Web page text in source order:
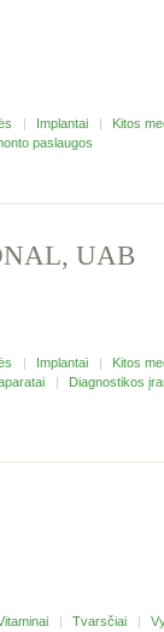
Implantai
Kitos
paslaugos
UAB
Implantai
Kitos
Diagnostikos
Tvarsčiai